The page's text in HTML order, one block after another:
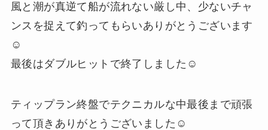
風と潮が真逆て船が流れない厳し中、少ないチャ
ンスを捉えて釣ってもらいありがとうございます
☺️
最後はダブルヒットで終了しました☺️
ティップラン終盤でテクニカルな中最後まで頑張
って頂きありがとうございました☺️